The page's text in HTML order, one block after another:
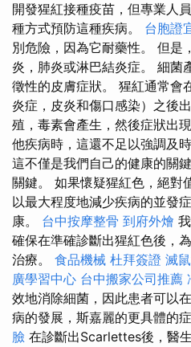
開發猩紅接種疫苗，但專業人
種方式預防這種疾病。 台胞證
別危險，因為它耐藥性。 但是
炎，肺炎或淋巴結炎症。 細菌
徵性的皮膚症狀。 猩紅通常會
炎症，皮炎和傷口感染）之後
殖，毒素會產生，然後症狀出
他疾病時，這還不足以強調及
這不僅是我們自己的健康的關
關鍵。 如果懷疑猩紅色，絕對
以最大程度地減少疾病的並發
康。 台中按摩整骨 到府外燴
確保在準確診斷出猩紅色後，
治療。 食品機械 杜拜簽證 滅
廣學習中心 台中搬家公司推薦
效地消除細菌，因此患者可以
病的發展，斯嘉麗的更具體的
臉 在診斷出Scarlettes後，醫